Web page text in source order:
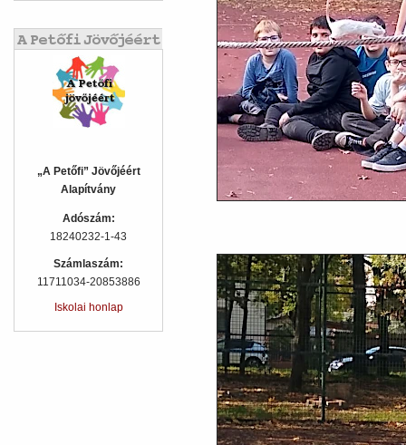
„A Petőfi” Jövőjéért
Alapítvány
Adószám:
18240232-1-43
Számlaszám:
11711034-20853886
Iskolai honlap